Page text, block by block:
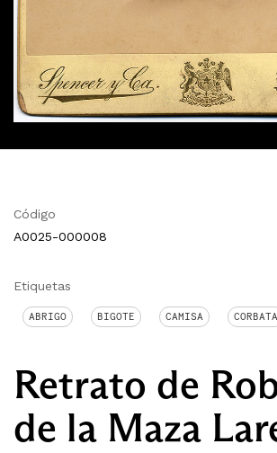
Código
A0025-000008
Etiquetas
ABRIGO BIGOTE CAMISA CORBATA
Retrato de
de la Maza